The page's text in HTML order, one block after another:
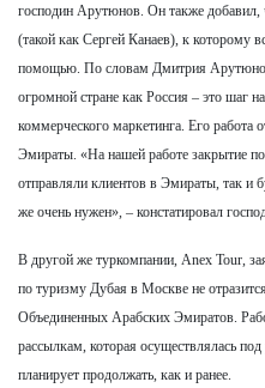
господин Арутюнов. Он также добавил,
(такой как Сергей Канаев), к которому
помощью. По словам Дмитрия
огромной стране как Россия – это шаг
коммерческого маркетинга. Его работа
Эмираты. «На нашей работе закрытие
отправляли клиентов в Эмираты, так и
же очень нужен», – констатировал
В другой же туркомпании, Anex Tour,
по туризму Дубая в Москве не
Объединенных Арабских Эмиратов.
рассылкам, которая осуществлялась
планирует продолжать, как и ранее.